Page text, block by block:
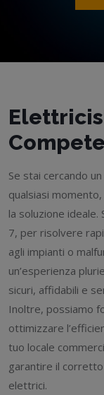
Se stai cercando
qualsiasi
la soluzione
7, per risolvere
agli impianti o
un’esperienza
sicuri, affidabili e
Inoltre, possiamo
ottimizzare
tuo locale
garantire il
elettrici.